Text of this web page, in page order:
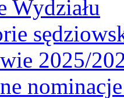
Wydziału
2025/